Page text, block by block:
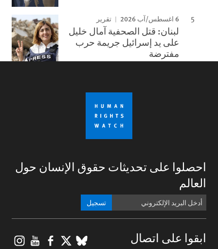
6 اغسطس/آب 2026 تقرير
لبنان: قتل الصحفية آمال خليل
على يد إسرائيل جريمة حرب
مفترضة
احصلوا على تحديثات حقوق الإنسان حول
العالم
تسجيل
ابقوا على اتصال BlueSky
X